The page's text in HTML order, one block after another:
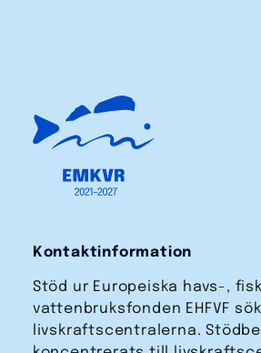
Kontaktinformation
Stöd ur Europeiska havs-,
vattenbruks­fonden EHFVF
livskraftscentralerna.